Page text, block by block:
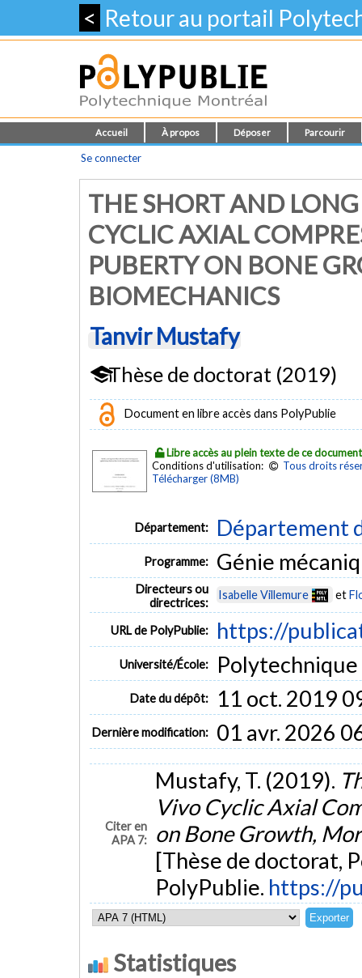
< Retour au portail
Accueil À propos Déposer Parcourir
Se connecter
THE SHORT AND
CYCLIC AXIAL
PUBERTY ON BONE
BIOMECHANICS
Tanvir Mustafy
Thèse de doctorat (2019)
Document en libre accès dans PolyPublie
Libre accès au plein texte de ce document
Conditions d'utilisation:
Tous droits
Télécharger (8MB)
Département: Département
Programme: Génie
Directeurs ou
directrices:
Isabelle Villemure et
URL de PolyPublie: https://
Université/École:
Date du dépôt: 11 oct. 2019
Dernière modification: 01 avr. 2026
Citer en
APA 7:
Mustafy, T. (2019).
Vivo Cyclic Axial
on Bone Growth,
[Thèse de doctorat,
PolyPublie. https://
Statistiques